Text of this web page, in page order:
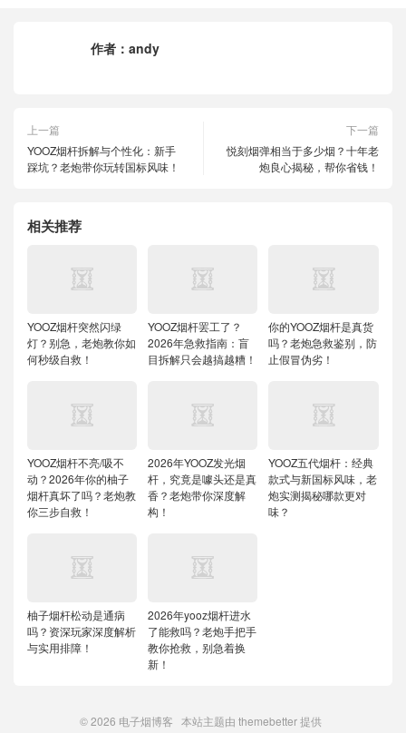
作者： andy
上一篇
YOOZ烟杆拆解与个性化：新手
踩坑？老炮带你玩转国标风味！
下一篇
悦刻烟弹相当于多少烟？十年老
炮良心揭秘，帮你省钱！
相关推荐
YOOZ烟杆突然闪绿
灯？别急，老炮教你如
何秒级自救！
YOOZ烟杆罢工了？
2026年急救指南：盲
目拆解只会越搞越糟！
你的YOOZ烟杆是真货
吗？老炮急救鉴别，防
止假冒伪劣！
YOOZ烟杆不亮/吸不
动？2026年你的柚子
烟杆真坏了吗？老炮教
你三步自救！
2026年YOOZ发光烟
杆，究竟是噱头还是真
香？老炮带你深度解
构！
YOOZ五代烟杆：经典
款式与新国标风味，老
炮实测揭秘哪款更对
味？
柚子烟杆松动是通病
吗？资深玩家深度解析
与实用排障！
2026年yooz烟杆进水
了能救吗？老炮手把手
教你抢救，别急着换
新！
© 2026 电子烟博客 本站主题由 themebetter提供